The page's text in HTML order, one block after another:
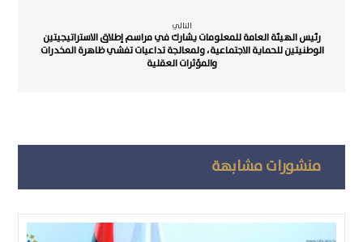
التالي
رئيس الهيئة العامة للمعلومات يشارك في مراسم إطلاق الاستراتيجيتين
الوطنيتين للحماية الاجتماعية، ولمعالجة تداعيات تفشي ظاهرة المخدرات
والمؤثرات العقلية
منشورات مشابهة